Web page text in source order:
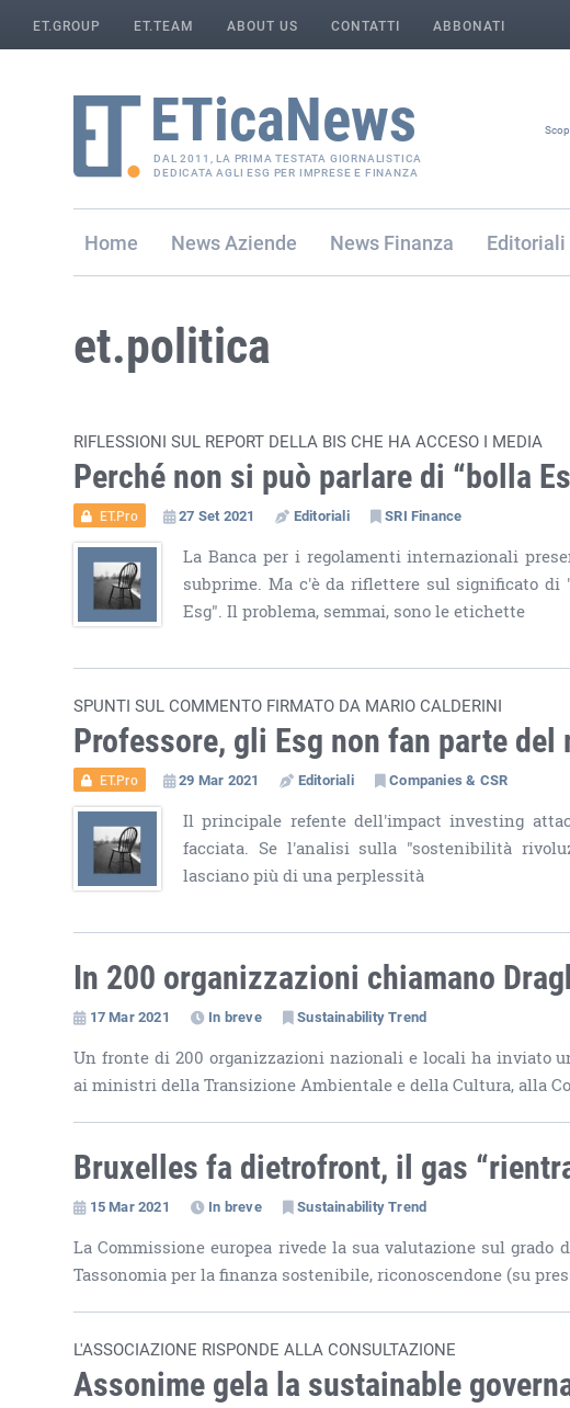
ET.GROUP ET.TEAM ABOUT US CONTATTI ABBONATI
DAL 2011, LA PRIMA TESTATA GIORNALISTICA
DEDICATA AGLI ESG PER IMPRESE E FINANZA
Home Aziende Finanza Editoriali
et.politica
RIFLESSIONI SUL REPORT DELLA BIS CHE HA ACCESO I MEDIA
Perché non si può parlare di “bolla
ET.Pro 27 Set 2021 Editoriali SRI Finance
La Banca per i regolamenti internazionali
subprime. Ma c'è da riflettere sul significato
Esg". Il problema, semmai, sono le etichette
SPUNTI SUL COMMENTO FIRMATO DA MARIO CALDERINI
Professore, gli Esg non fan parte del
ET.Pro 29 Mar 2021 Editoriali Companies & CSR
Il principale refente dell'impact investing
facciata. Se l'analisi sulla "sostenibilità
lasciano più di una perplessità
In 200 organizzazioni chiamano
17 Mar 2021 In breve Sustainability Trend
Un fronte di 200 organizzazioni nazionali e locali ha inviato
ai ministri della Transizione Ambientale e della Cultura, alla
Bruxelles fa dietrofront, il gas
15 Mar 2021 In breve Sustainability Trend
La Commissione europea rivede la sua valutazione sul
Tassonomia per la finanza sostenibile, riconoscendone (su
L'ASSOCIAZIONE RISPONDE ALLA CONSULTAZIONE
Assonime gela la sustainable